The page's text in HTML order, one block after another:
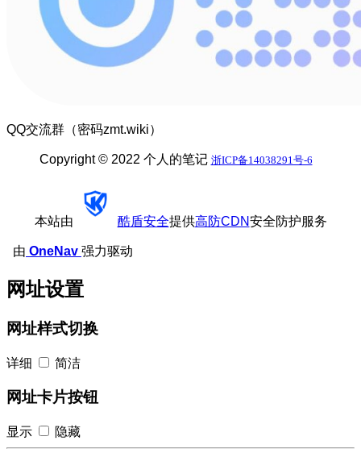
QQ交流群（密码zmt.wiki）
Copyright © 2022 个人的笔记 浙ICP备14038291号-6
本站由 酷盾安全提供高防CDN安全防护服务
由 OneNav 强力驱动
网址设置
网址样式切换
详细 简洁
网址卡片按钮
显示 隐藏